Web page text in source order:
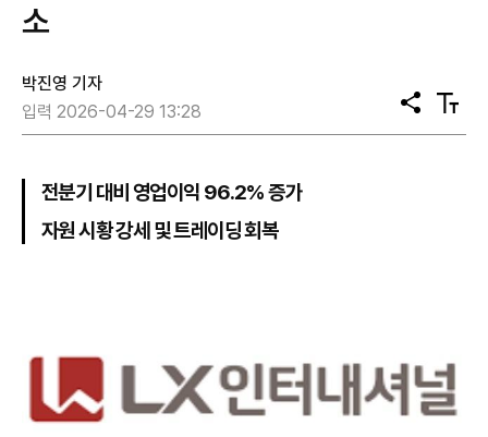
소
박진영 기자
입력 2026-04-29 13:28
공
유
텍
스
전분기 대비 영업이익 96.2% 증가
자원 시황 강세 및 트레이딩 회복